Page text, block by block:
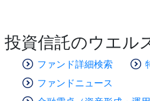
投資信託のウエル
ファンド詳細検索
ファンドニュース